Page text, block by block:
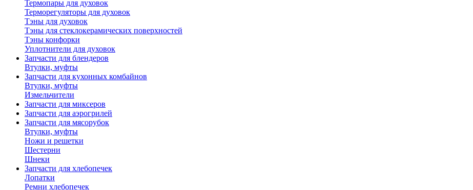
Термопары для духовок
Терморегуляторы для духовок
Тэны для духовок
Тэны для стеклокерамических поверхностей
Тэны конфорки
Уплотнители для духовок
Запчасти для блендеров
Втулки, муфты
Запчасти для кухонных комбайнов
Втулки, муфты
Измельчители
Запчасти для миксеров
Запчасти для аэрогрилей
Запчасти для мясорубок
Втулки, муфты
Ножи и решетки
Шестерни
Шнеки
Запчасти для хлебопечек
Лопатки
Ремни хлебопечек